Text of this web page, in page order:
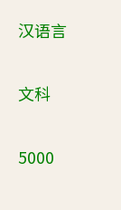
汉语言
文科
5000